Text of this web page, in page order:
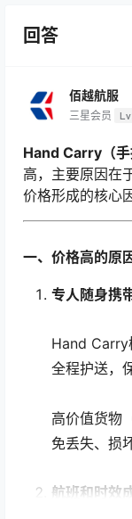
回答
佰越航服
三星会员
Hand Carry（
高，主要原因在
价格形成的核心
一、价格高的原
专人随身携
Hand Carry
全程护送，
高价值货物
免丢失、损
航班和时效